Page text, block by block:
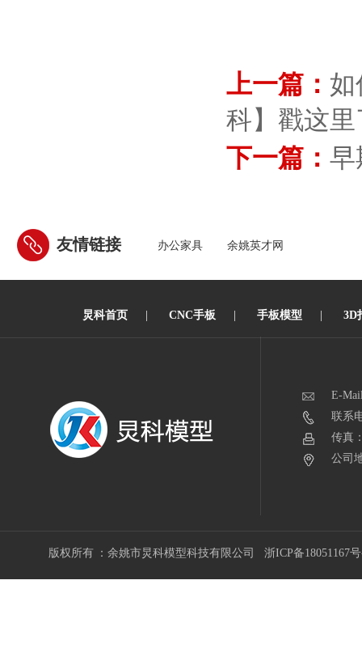
上一篇： 如
科】戳这里
下一篇： 早
友情链接 办公家具 余姚英才网
炅科首页 CNC手板 手板模型 3D
E-
联系
传真
公司
版权所有 ：余姚市炅科模型科技有限公司 浙ICP备18051167